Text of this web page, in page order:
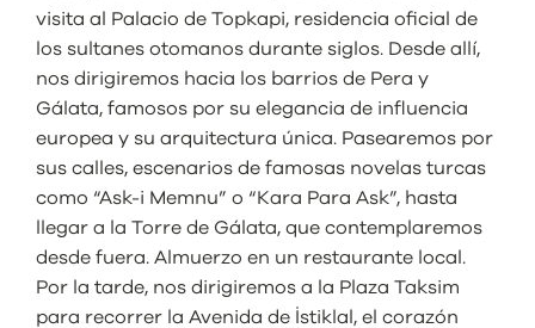
visita al Palacio de Topkapi, residencia oficial de
los sultanes otomanos durante siglos. Desde allí,
nos dirigiremos hacia los barrios de Pera y
Gálata, famosos por su elegancia de influencia
europea y su arquitectura única. Pasearemos por
sus calles, escenarios de famosas novelas turcas
como “Ask-i Memnu” o “Kara Para Ask”, hasta
llegar a la Torre de Gálata, que contemplaremos
desde fuera. Almuerzo en un restaurante local.
Por la tarde, nos dirigiremos a la Plaza Taksim
para recorrer la Avenida de İstiklal, el corazón